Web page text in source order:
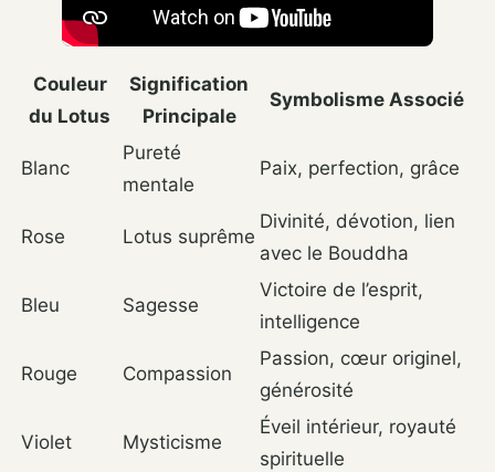
Couleur
du Lotus
Signification
Principale
Symbolisme Associé
Blanc
Pureté
mentale
Paix, perfection, grâce
Rose Lotus suprême
Divinité, dévotion, lien
avec le Bouddha
Bleu Sagesse
Victoire de l’esprit,
intelligence
Rouge Compassion
Passion, cœur originel,
générosité
Violet Mysticisme
Éveil intérieur, royauté
spirituelle